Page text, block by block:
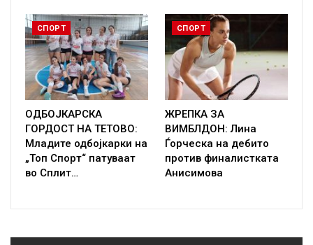
СПОРТ
ОДБОЈКАРСКА
ГОРДОСТ НА ТЕТОВО:
Младите одбојкарки на
„Топ Спорт“ патуваат
во Сплит…
СПОРТ
ЖРЕПКА ЗА
ВИМБЛДОН: Лина
Ѓорческа на дебито
против финалистката
Анисимова